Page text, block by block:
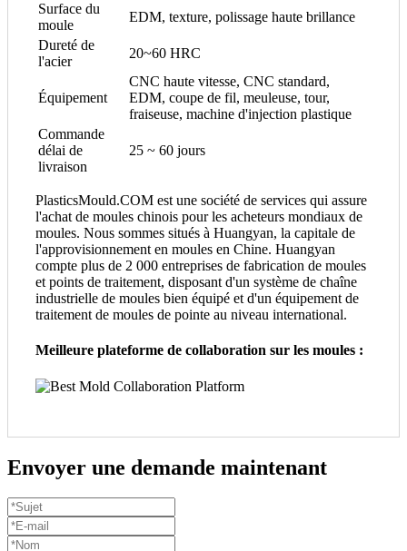
Surface du
moule
EDM, texture, polissage haute brillance
Dureté de
l'acier
20~60 HRC
Équipement
CNC haute vitesse, CNC standard,
EDM, coupe de fil, meuleuse, tour,
fraiseuse, machine d'injection plastique
Commande
délai de
livraison
25 ~ 60 jours
PlasticsMould.COM est une société de services qui assure
l'achat de moules chinois pour les acheteurs mondiaux de
moules. Nous sommes situés à Huangyan, la capitale de
l'approvisionnement en moules en Chine. Huangyan
compte plus de 2 000 entreprises de fabrication de moules
et points de traitement, disposant d'un système de chaîne
industrielle de moules bien équipé et d'un équipement de
traitement de moules de pointe au niveau international.
Meilleure plateforme de collaboration sur les moules :
Envoyer une demande maintenant